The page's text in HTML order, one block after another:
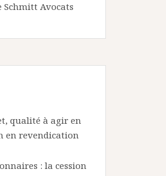
Schmitt Avocats
qualité à agir en
en revendication
: la cession